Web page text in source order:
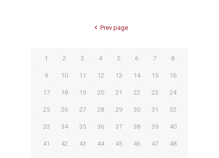
Prev page
1 2 3 4 5 6 7 8
9 10 11 12 13 14 15 16
17 18 19 20 21 22 23 24
25 26 27 28 29 30 31 32
33 34 35 36 37 38 39 40
41 42 43 44 45 46 47 48